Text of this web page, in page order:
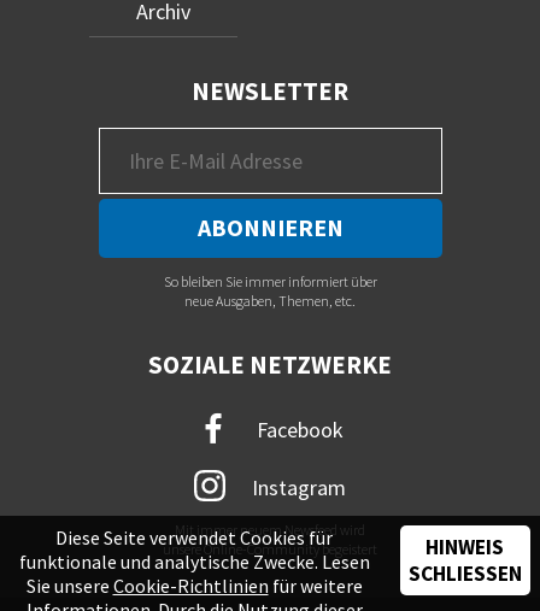
Archiv
NEWSLETTER
So bleiben Sie immer informiert über
neue Ausgaben, Themen, etc.
SOZIALE NETZWERKE
Facebook
Instagram
Mit immer neuem Newsfeed wird
unsere Online-Community begeistert
Diese Seite verwendet Cookies für
funktionale und analytische Zwecke. Lesen
Sie unsere Cookie-Richtlinien für weitere
HINWEIS
SCHLIESSEN